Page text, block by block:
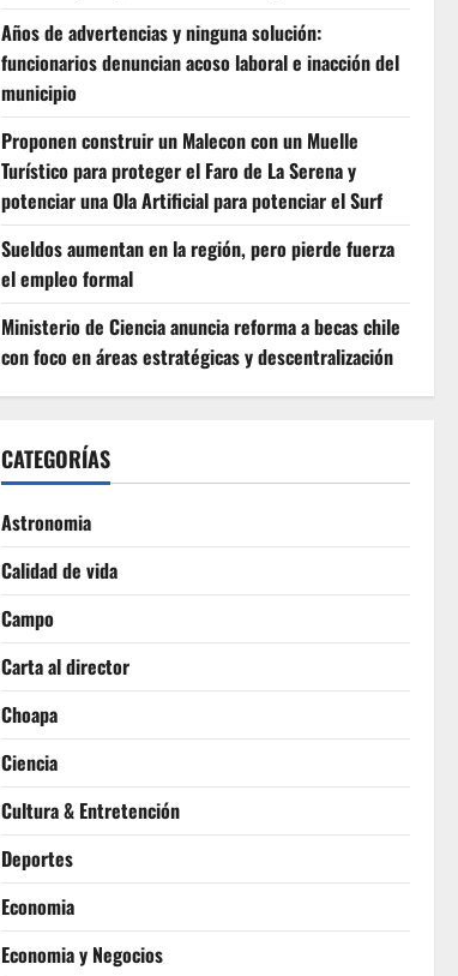
Años de advertencias y ninguna solución:
funcionarios denuncian acoso laboral e inacción del
municipio
Proponen construir un Malecon con un Muelle
Turístico para proteger el Faro de La Serena y
potenciar una Ola Artificial para potenciar el Surf
Sueldos aumentan en la región, pero pierde fuerza
el empleo formal
Ministerio de Ciencia anuncia reforma a becas chile
con foco en áreas estratégicas y descentralización
CATEGORÍAS
Astronomia
Calidad de vida
Campo
Carta al director
Choapa
Ciencia
Cultura & Entretención
Deportes
Economia
Economia y Negocios